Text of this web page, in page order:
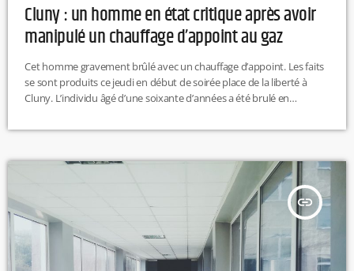
Cluny : un homme en état critique après avoir
manipulé un chauffage d’appoint au gaz
Cet homme gravement brûlé avec un chauffage d’appoint. Les faits
se sont produits ce jeudi en début de soirée place de la liberté à
Cluny. L’individu âgé d’une soixante d’années a été brulé en
corps a été touché par les flammes et la chaleur. La victime a été
R.H
insert_link